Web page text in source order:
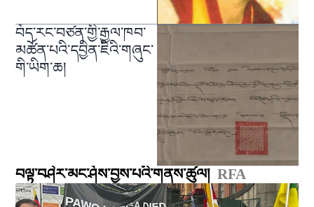
བོད་རང་བཙན་གྱི་རྒྱལ་ཁབ་
མཚོན་པའི་དབྱིན་ཇིའི་གཞུང་
གི་ཡིག་ཆ།
བལྟ་བཤེར་མང་ཤོས་བྱས་པའི་གནས་ཚུལ། RFA